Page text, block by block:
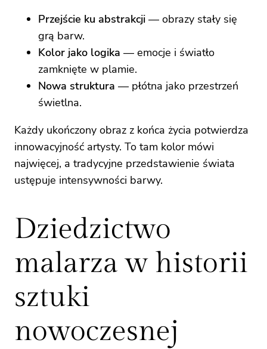
Przejście ku abstrakcji — obrazy stały się
grą barw.
Kolor jako logika — emocje i światło
zamknięte w plamie.
Nowa struktura — płótna jako przestrzeń
świetlna.
Każdy ukończony obraz z końca życia potwierdza
innowacyjność artysty. To tam kolor mówi
najwięcej, a tradycyjne przedstawienie świata
ustępuje intensywności barwy.
Dziedzictwo
malarza w historii
sztuki
nowoczesnej